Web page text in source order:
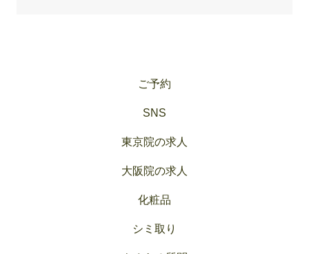
ご予約
SNS
東京院の求人
大阪院の求人
化粧品
シミ取り